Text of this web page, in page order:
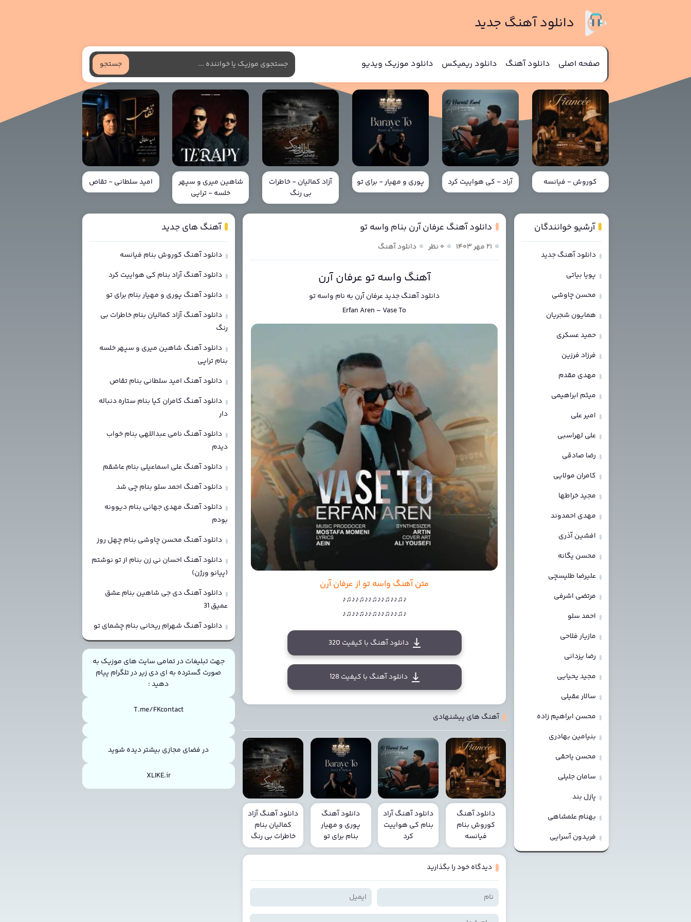
دانلود آهنگ جدید
صفحه اصلی دانلود آهنگ دانلود ریمیکس دانلود موزیک ویدیو جستجو
کوروش - فیانسه آراد - کی هواییت کرد پوری و مهیار - برای تو
آزاد کمالیان - خاطرات
بی رنگ
شاهین میری و سپهر
خلسه - تراپی
امید سلطانی - تقاص
دانلود آهنگ عرفان آرن بنام واسه تو
۲۱ مهر ۱۴۰۳ ۰ نظر دانلود آهنگ
آهنگ واسه تو عرفان آرن
دانلود آهنگ جدیدعرفان آرن به نام واسه تو
Erfan Aren –Vase To
متن آهنگ واسه تو از عرفان آرن
♪♫♪♪♫♪♪♫♪♪♫♪♪♫♪
♪♫♪♪♫♪♪♫♪♪♫♪♪♫♪
دانلود آهنگ با کیفیت 320
دانلود آهنگ با کیفیت 128
آهنگ های پیشنهادی
دانلود آهنگ
کوروش بنام
فیانسه
دانلود آهنگ آراد
بنام کی هواییت
کرد
دانلود آهنگ
پوری و مهیار
بنام برای تو
دانلود آهنگ آزاد
کمالیان بنام
خاطرات بی رنگ
دیدگاه خود را بگذارید
آرشیو خوانندگان
دانلود آهنگ جدید
پویا بیاتی
محسن چاوشی
همایون شجریان
حمید عسکری
فرزاد فرزین
مهدی مقدم
میثم ابراهیمی
امیر علی
علی لهراسبی
رضا صادقی
کامران مولایی
مجید خراطها
مهدی احمدوند
افشین آذری
محسن یگانه
علیرضا طلیسچی
مرتضی اشرفی
احمد سلو
مازیار فلاحی
رضا یزدانی
مجید یحیایی
سالار عقیلی
محسن ابراهیم زاده
بنیامین بهادری
محسن یاحقی
سامان جلیلی
پازل بند
بهنام علمشاهی
فریدون آسرایی
آهنگ های جدید
دانلود آهنگ کوروش بنام فیانسه
دانلود آهنگ آراد بنام کی هواییت کرد
دانلود آهنگ پوری و مهیار بنام برای تو
دانلود آهنگ آزاد کمالیان بنام خاطرات بی
رنگ
دانلود آهنگ شاهین میری و سپهر خلسه
بنام تراپی
دانلود آهنگ امید سلطانی بنام تقاص
دانلود آهنگ کامران کیا بنام ستاره دنباله
دار
دانلود آهنگ نامی عبداللهی بنام خواب
دیدم
دانلود آهنگ علی اسماعیلی بنام عاشقم
دانلود آهنگ احمد سلو بنام چی شد
دانلود آهنگ مهدی جهانی بنام دیوونه
بودم
دانلود آهنگ محسن چاوشی بنام چهل روز
دانلود آهنگ احسان نی زن بنام از تو نوشتم
(پیانو ورژن)
دانلود آهنگ دی جی شاهین بنام عشق
عمیق 31
دانلود آهنگ شهرام ریحانی بنام چشمای تو
جهت تبلیغات در تمامی سایت های موزیک به
صورت گسترده به ای دی زیر در تلگرام پیام
دهید :
T.me/FKcontact
در فضای مجازی بیشتر دیده شوید
XLIKE.ir